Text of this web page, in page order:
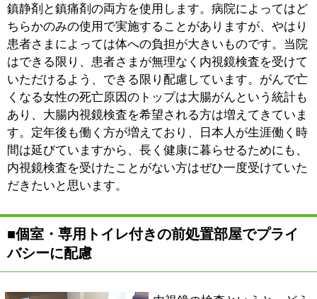
に負担の少ない院内設備にしました。
■的確な診断と治療、検査後の説明まで当日に
行うスピード感
私が患者さまを診療する際に特に心がけているのは、迅
速に的確な診断と治療をすることです。例えば、患者さ
まがひどい腹痛を訴えて来院したのであれば、もうその
場で超音波検査をやるくらいのスピード感を持って診療
に当たります。一時間も待ってやっと診察し、検査は別
の日を予約するというのは患者さまも負担ですし、病状
も進行する恐れがあります。すぐできるのであれば、患
者さまをお待たせすることなく、その日にすぐ検査・処
置をすることを信条としています。当院は内視鏡検査に
特に力を入れていますが、一般内科も腹部エコーやレン
おり、新型コロナウイルスやインフルエンザウイルス検
査も可能です。組織検査を行った場合は結果が出るまで
２週間ほどかかりますが、それ以外の胃・大腸内視鏡検
査、腹部超音波や新型コロナウイルス、インフルエンザ
に診療しますので、お困りごとはぜひ当院にご相談くだ